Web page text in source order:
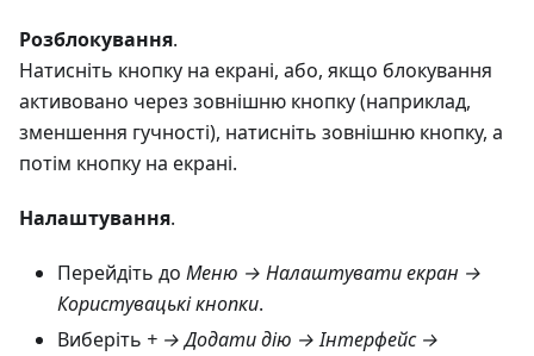
Розблокування.
Натисніть кнопку на екрані, або, якщо блокування
активовано через зовнішню кнопку (наприклад,
зменшення гучності), натисніть зовнішню кнопку, а
потім кнопку на екрані.
Налаштування.
Перейдіть до Меню → Налаштувати екран →
Користувацькі кнопки.
Виберіть + → Додати дію → Інтерфейс →